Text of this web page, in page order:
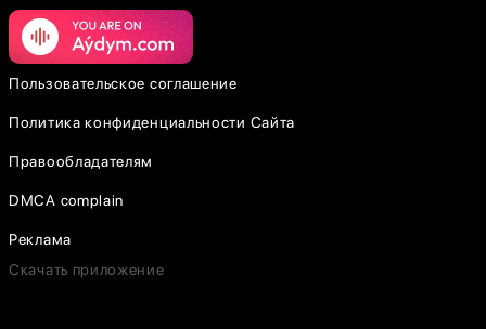
Пользовательское соглашение
Политика конфиденциальности Сайта
Правообладателям
DMCA complain
Реклама
Скачать приложение